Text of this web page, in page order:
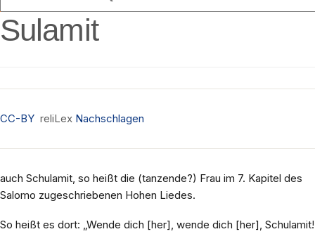
Sulamit
CC-BY reliLex Nachschlagen
auch Schulamit, so heißt die (tanzende?) Frau im 7. Kapitel des
Salomo zugeschriebenen Hohen Liedes.
So heißt es dort: „Wende dich [her], wende dich [her], Schulamit!